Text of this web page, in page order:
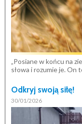
„Posiane w końcu na
słowa i rozumie je. On
Odkryj swoją siłę!
30/01/2026